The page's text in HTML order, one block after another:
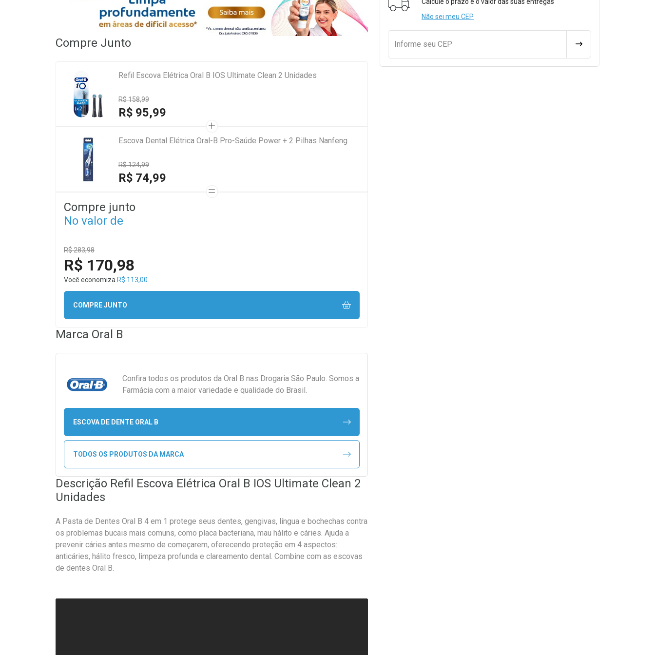
Não sei meu CEP
Informe seu CEP CALCULAR FRETE
Compre Junto
Refil Escova Elétrica Oral B IOS Ultimate Clean 2 Unidades
R$ 158,99
R$ 95,99
Escova Dental Elétrica Oral-B Pro-Saúde Power + 2 Pilhas Nanfeng
R$ 124,99
R$ 74,99
Compre junto
No valor de
R$ 283,98
R$ 170,98
Você economiza R$ 113,00
COMPRE JUNTO
Marca Oral B
Confira todos os produtos da Oral B nas Drogaria São Paulo. Somos a
Farmácia com a maior variedade e qualidade do Brasil.
ESCOVA DE DENTE ORAL B
TODOS OS PRODUTOS DA MARCA
Descrição Refil Escova Elétrica Oral B IOS Ultimate Clean 2
Unidades
A Pasta de Dentes Oral B 4 em 1 protege seus dentes, gengivas, língua e bochechas contra
os problemas bucais mais comuns, como placa bacteriana, mau hálito e cáries. Ajuda a
prevenir cáries antes mesmo de começarem, oferecendo proteção em 4 aspectos:
anticáries, hálito fresco, limpeza profunda e clareamento dental. Combine com as escovas
de dentes Oral B.